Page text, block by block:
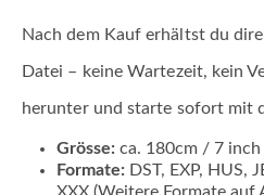
Nach dem Kauf erhältst du
Datei – keine Wartezeit, kein
herunter und starte sofort mit
Grösse: ca. 180cm / 7 inch
Formate: DST, EXP, HUS,